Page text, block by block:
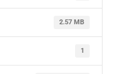
2.57 MB
1